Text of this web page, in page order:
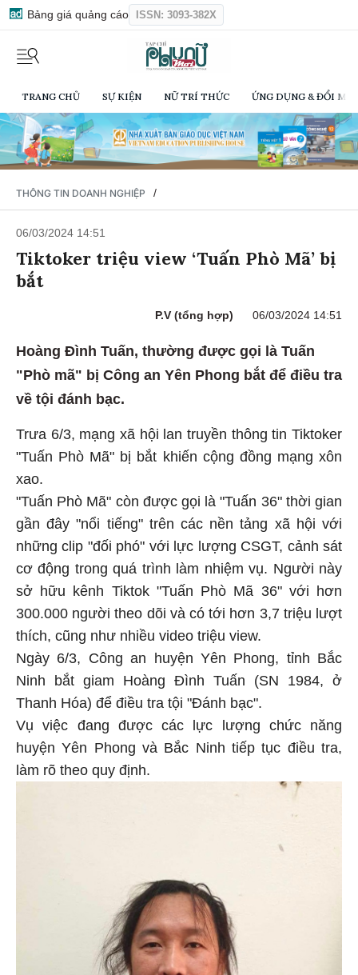
Bảng giá quảng cáo ISSN: 3093-382X
TRANG CHỦ SỰ KIỆN NỮ TRÍ THỨC ỨNG DỤNG & ĐỔI
THÔNG TIN DOANH NGHIỆP /
06/03/2024 14:51
Tiktoker triệu view ‘Tuấn Phò Mã’ bị
bắt
P.V (tổng hợp) 06/03/2024 14:51
Hoàng Đình Tuấn, thường được gọi là Tuấn
"Phò mã" bị Công an Yên Phong bắt để điều tra
về tội đánh bạc.
Trưa 6/3, mạng xã hội lan truyền thông tin Tiktoker
"Tuấn Phò Mã" bị bắt khiến cộng đồng mạng xôn
xao.
"Tuấn Phò Mã" còn được gọi là "Tuấn 36" thời gian
gần đây "nổi tiếng" trên các nền tảng xã hội với
những clip "đối phó" với lực lượng CSGT, cảnh sát
cơ động trong quá trình làm nhiệm vụ. Người này
sở hữu kênh Tiktok "Tuấn Phò Mã 36" với hơn
300.000 người theo dõi và có tới hơn 3,7 triệu lượt
thích, cũng như nhiều video triệu view.
Ngày 6/3, Công an huyện Yên Phong, tỉnh Bắc
Ninh bắt giam Hoàng Đình Tuấn (SN 1984, ở
Thanh Hóa) để điều tra tội "Đánh bạc".
Vụ việc đang được các lực lượng chức năng
huyện Yên Phong và Bắc Ninh tiếp tục điều tra,
làm rõ theo quy định.